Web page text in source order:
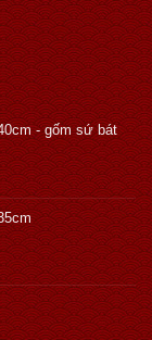
- gốm sứ bát